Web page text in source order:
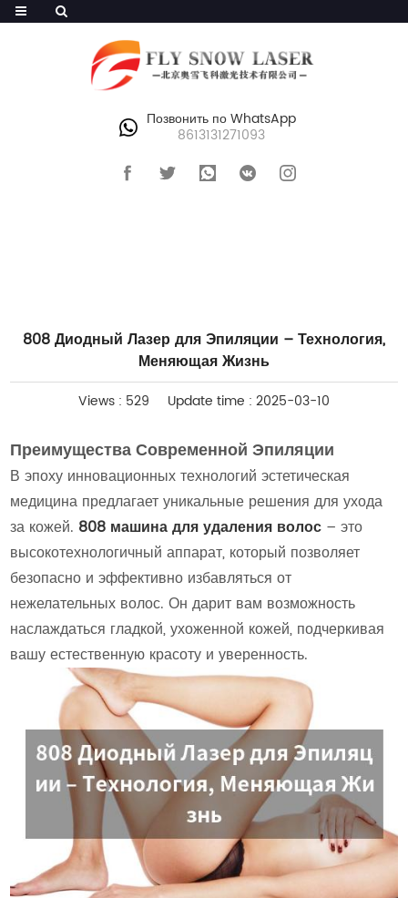
Позвонить по WhatsApp
8613131271093
808 Диодный Лазер для Эпиляции – Технология,
Меняющая Жизнь
Views : 529 Update time : 2025-03-10
Преимущества Современной Эпиляции
В эпоху инновационных технологий эстетическая
медицина предлагает уникальные решения для ухода
за кожей. 808 машина для удаления волос – это
высокотехнологичный аппарат, который позволяет
безопасно и эффективно избавляться от
нежелательных волос. Он дарит вам возможность
наслаждаться гладкой, ухоженной кожей, подчеркивая
вашу естественную красоту и уверенность.